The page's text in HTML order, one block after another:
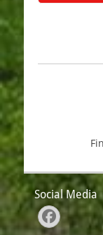
Social Media